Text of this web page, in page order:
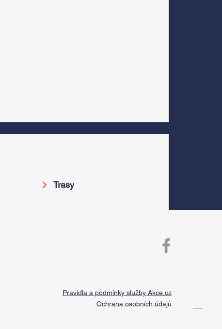
Trasy
Pravidla a podmínky služby Akce.cz
Ochrana osobních údajů